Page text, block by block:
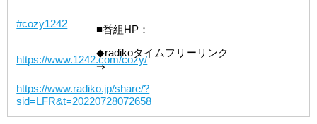
#cozy1242 ■番組HP：
https://www.1242.com/cozy/
◆radikoタイムフリーリンク
⇒
https://www.radiko.jp/share/?
sid=LFR&t=20220728072658